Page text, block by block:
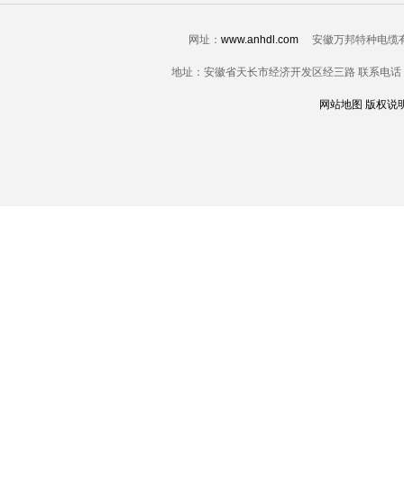
网址： www.anhdl.com安徽万邦特种电缆有
地址：安徽省天长市经济开发区经三路 联系电
网站地图 版权说